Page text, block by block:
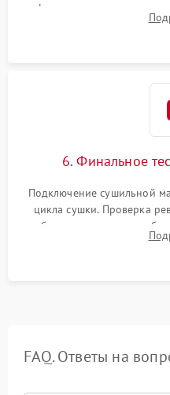
фиксация всех узлов,
модулю управления.
6. Финальное
Подключение сушильной
цикла сушки. Проверка
набора температуры,
конденсата) и отсутствия
FAQ. Ответы на